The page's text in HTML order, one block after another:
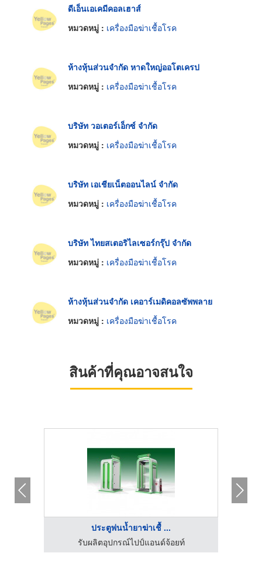
ดีเอ็นเอเคมีคอลเฮาส์
หมวดหมู่ : เครื่องมือฆ่าเชื้อโรค
ห้างหุ้นส่วนจำกัด หาดใหญ่ออโตเครป
หมวดหมู่ : เครื่องมือฆ่าเชื้อโรค
บริษัท วอเตอร์เอ็กซ์ จำกัด
หมวดหมู่ : เครื่องมือฆ่าเชื้อโรค
บริษัท เอเชียเน็ตออนไลน์ จำกัด
หมวดหมู่ : เครื่องมือฆ่าเชื้อโรค
บริษัท ไทยสเตอริไลเซอร์กรุ๊ป จำกัด
หมวดหมู่ : เครื่องมือฆ่าเชื้อโรค
ห้างหุ้นส่วนจำกัด เคอาร์เมดิคอลซัพพลาย
หมวดหมู่ : เครื่องมือฆ่าเชื้อโรค
สินค้าที่คุณอาจสนใจ
ประตูพ่นน้ำยาฆ่าเชื้ ...
รับผลิตอุปกรณ์ไปป์แอนด์จ้อยท์